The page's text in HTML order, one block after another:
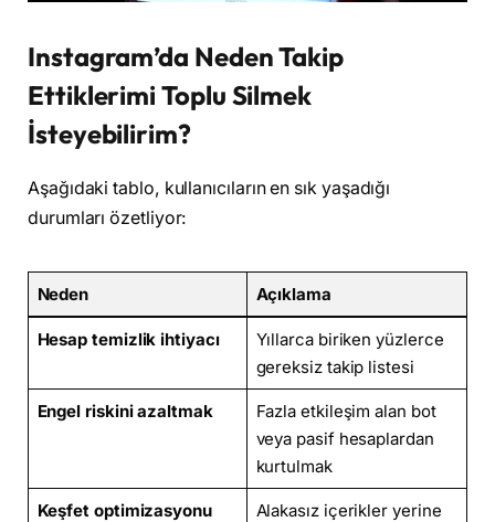
Instagram’da Neden Takip
Ettiklerimi Toplu Silmek
İsteyebilirim?
Aşağıdaki tablo, kullanıcıların en sık yaşadığı
durumları özetliyor:
Neden Açıklama
Hesap temizlik ihtiyacı
Yıllarca biriken yüzlerce
gereksiz takip listesi
Engel riskini azaltmak
Fazla etkileşim alan bot
veya pasif hesaplardan
kurtulmak
Keşfet optimizasyonu
Alakasız içerikler yerine